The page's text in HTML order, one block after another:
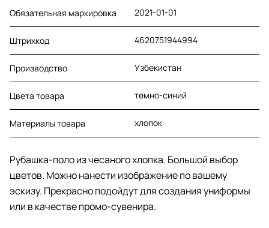
Обязательная маркировка 2021-01-01
Штрихкод 4620751944994
Производство Узбекистан
Цвета товара темно-синий
Материалы товара хлопок
Рубашка-поло из чесаного хлопка. Большой выбор
цветов. Можно нанести изображение по вашему
эскизу. Прекрасно подойдут для создания униформы
или в качестве промо-сувенира.